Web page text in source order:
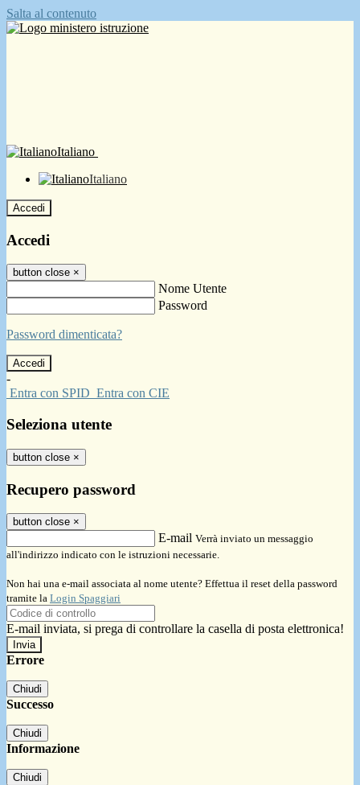
Salta al contenuto
Italiano
Italiano
Accedi
Accedi
button close ×
Nome Utente
Password
Password dimenticata?
-
Entra con SPID Entra con CIE
Seleziona utente
button close ×
Recupero password
button close ×
E-mail Verrà inviato un messaggio
all'indirizzo indicato con le istruzioni necessarie.
Non hai una e-mail associata al nome utente? Effettua il reset della password
tramite la Login Spaggiari
E-mail inviata, si prega di controllare la casella di posta elettronica!
Errore
Chiudi
Successo
Chiudi
Informazione
Chiudi